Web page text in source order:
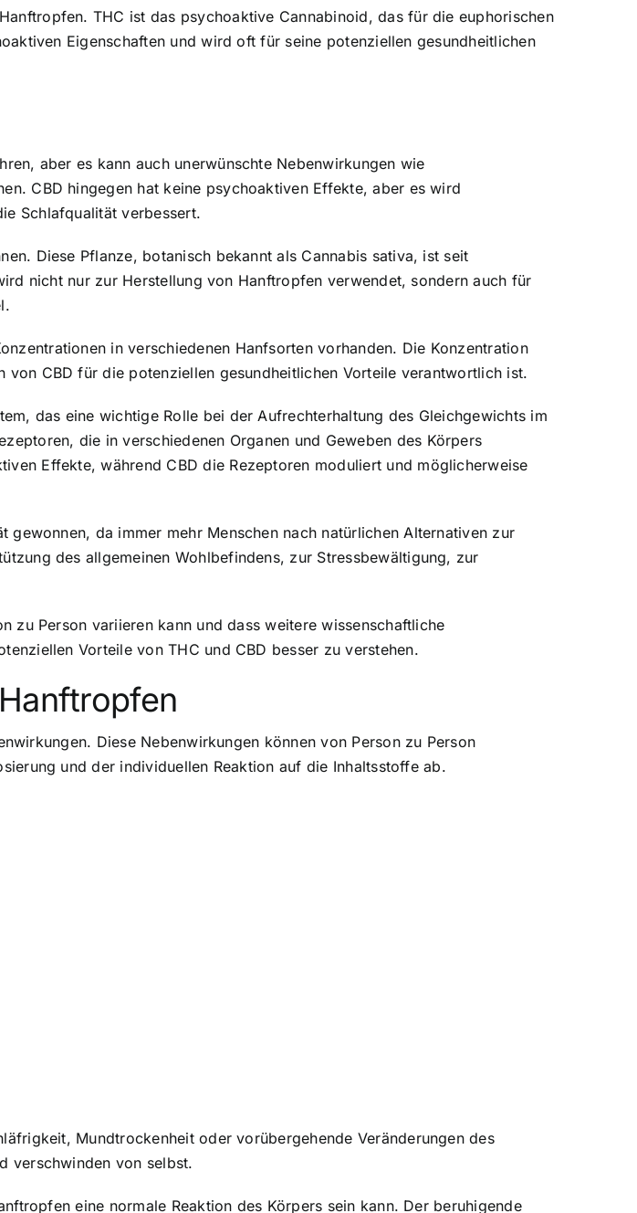
THC ist das psychoaktive Cannabinoid, das für die euphorischen
Eigenschaften und wird oft für seine potenziellen gesundheitlichen
aber es kann auch unerwünschte Nebenwirkungen wie
CBD hingegen hat keine psychoaktiven Effekte, aber es wird
Schlafqualität verbessert.
Diese Pflanze, botanisch bekannt als Cannabis sativa, ist seit
nicht nur zur Herstellung von Hanftropfen verwendet, sondern auch für
in verschiedenen Hanfsorten vorhanden. Die Konzentration
CBD für die potenziellen gesundheitlichen Vorteile verantwortlich ist.
das eine wichtige Rolle bei der Aufrechterhaltung des Gleichgewichts im
die in verschiedenen Organen und Geweben des Körpers
Effekte, während CBD die Rezeptoren moduliert und möglicherweise
da immer mehr Menschen nach natürlichen Alternativen zur
des allgemeinen Wohlbefindens, zur Stressbewältigung, zur
zu Person variieren kann und dass weitere wissenschaftliche
Vorteile von THC und CBD besser zu verstehen.
Diese Nebenwirkungen können von Person zu Person
und der individuellen Reaktion auf die Inhaltsstoffe ab.
Mundtrockenheit oder vorübergehende Veränderungen des
verschwinden von selbst.
eine normale Reaktion des Körpers sein kann. Der beruhigende